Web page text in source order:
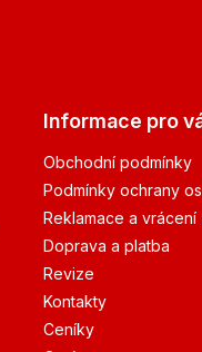
Informace pro
Obchodní podmínky
Podmínky ochrany
Reklamace a
Doprava a platba
Revize
Kontakty
Ceníky